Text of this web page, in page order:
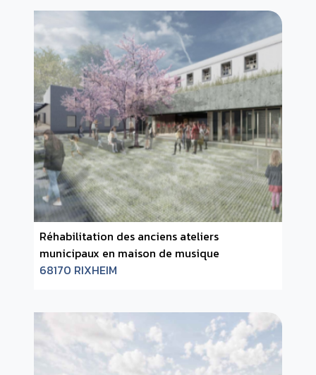
Réhabilitation des anciens ateliers
municipaux en maison de musique
68170 RIXHEIM